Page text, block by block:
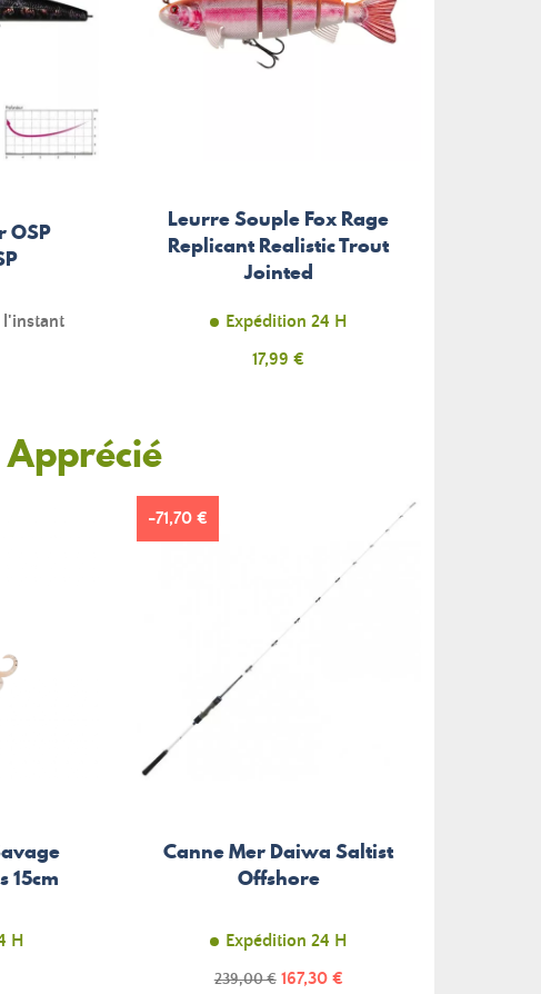
OSP
l'instant
Leurre Souple Fox Rage
Replicant Realistic Trout
Jointed
Expédition 24 H
Prix
17,99 €
15cm
H
Canne Mer Daiwa Saltist
Offshore
Expédition 24 H
Prix
239,00 € Prix
167,30 €
-71,70 €